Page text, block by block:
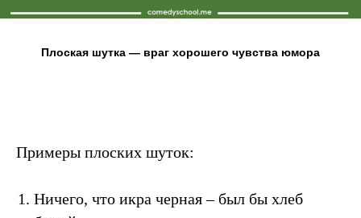
Плоская шутка — враг хорошего чувства юмора
Примеры плоских шуток:
Ничего, что икра черная – был бы хлеб